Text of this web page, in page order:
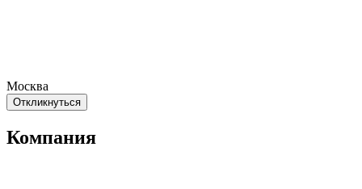
Москва
Откликнуться
Компания